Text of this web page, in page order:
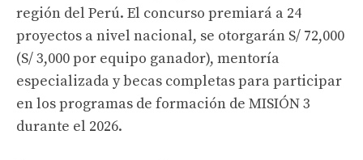
región del Perú. El concurso premiará a 24
proyectos a nivel nacional, se otorgarán S/ 72,000
(S/ 3,000 por equipo ganador), mentoría
especializada y becas completas para participar
en los programas de formación de MISIÓN 3
durante el 2026.